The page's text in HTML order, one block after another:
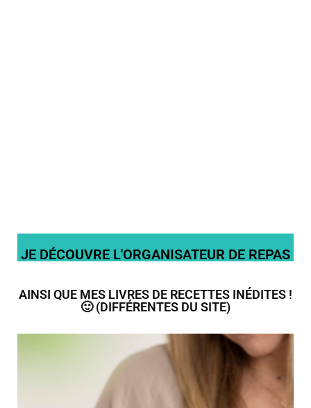
JE DÉCOUVRE L'ORGANISATEUR DE REPAS
AINSI QUE MES LIVRES DE RECETTES INÉDITES !
🙂 (DIFFÉRENTES DU SITE)